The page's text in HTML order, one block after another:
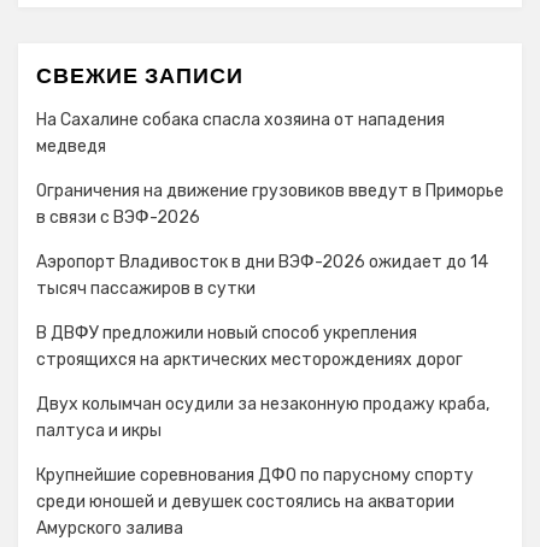
СВЕЖИЕ ЗАПИСИ
На Сахалине собака спасла хозяина от нападения
медведя
Ограничения на движение грузовиков введут в Приморье
в связи с ВЭФ-2026
Аэропорт Владивосток в дни ВЭФ-2026 ожидает до 14
тысяч пассажиров в сутки
В ДВФУ предложили новый способ укрепления
строящихся на арктических месторождениях дорог
Двух колымчан осудили за незаконную продажу краба,
палтуса и икры
Крупнейшие соревнования ДФО по парусному спорту
среди юношей и девушек состоялись на акватории
Амурского залива